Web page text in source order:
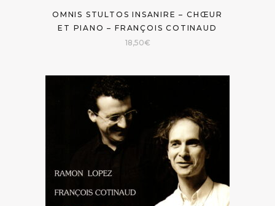
OMNIS STULTOS INSANIRE – CHŒUR
ET PIANO – FRANÇOIS COTINAUD
18,50€